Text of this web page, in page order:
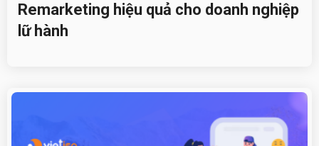
Remarketing hiệu quả cho doanh nghiệp
lữ hành